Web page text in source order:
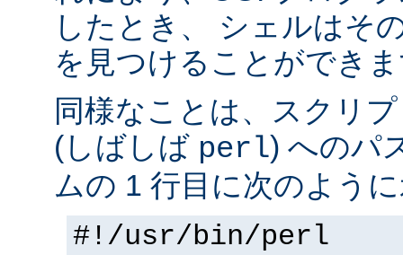
したとき、 シェルはそ
を見つけることができ
同様なことは、スクリ
(しばしば perl) へのパ
ムの 1 行目に次のよう
#!/usr/bin/perl